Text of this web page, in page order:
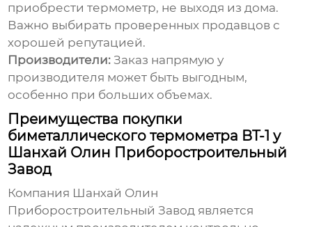
приобрести термометр, не выходя из дома.
Важно выбирать проверенных продавцов с
хорошей репутацией.
Производители: Заказ напрямую у
производителя может быть выгодным,
особенно при больших объемах.
Преимущества покупки
биметаллического термометра BT-1 у
Шанхай Олин Приборостроительный
Завод
Компания Шанхай Олин
Приборостроительный Завод является